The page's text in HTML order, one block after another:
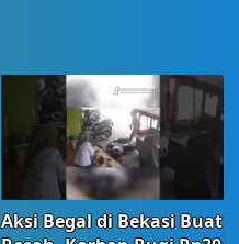
Aksi Begal di Bekasi Buat